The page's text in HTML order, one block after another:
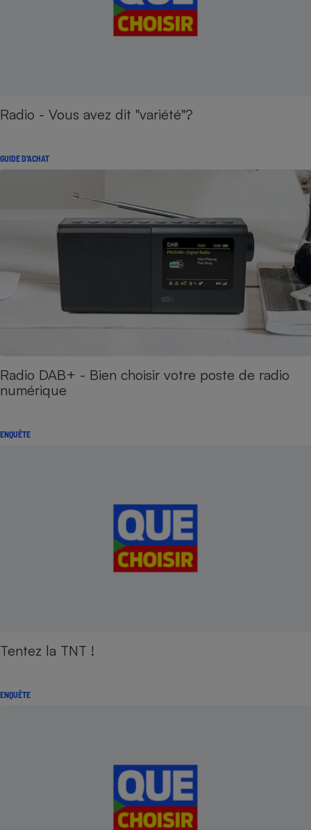
Radio - Vous avez dit "variété"?
GUIDE D'ACHAT
Radio DAB+ - Bien choisir votre poste de radio
numérique
ENQUÊTE
Tentez la TNT !
ENQUÊTE